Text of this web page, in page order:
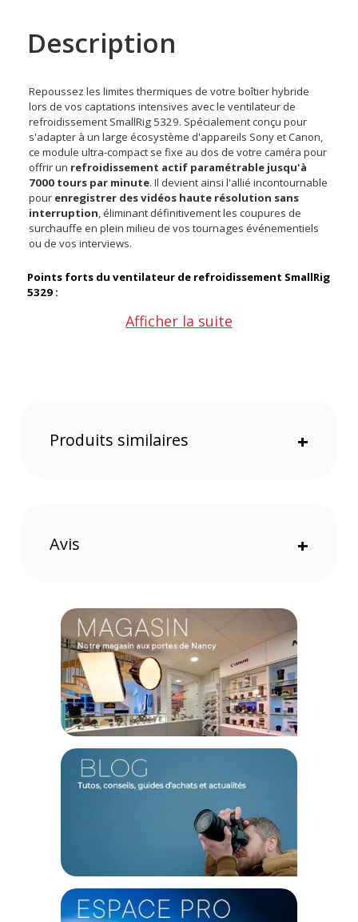
Description
Repoussez les limites thermiques de votre boîtier hybride
lors de vos captations intensives avec le ventilateur de
refroidissement SmallRig 5329. Spécialement conçu pour
s'adapter à un large écosystème d'appareils Sony et Canon,
ce module ultra-compact se fixe au dos de votre caméra pour
offrir un refroidissement actif paramétrable jusqu'à
7000 tours par minute. Il devient ainsi l'allié incontournable
pour enregistrer des vidéos haute résolution sans
interruption, éliminant définitivement les coupures de
surchauffe en plein milieu de vos tournages événementiels
ou de vos interviews.
Points forts du ventilateur de refroidissement SmallRig
5329 :
stabilisateur motorisé
fichiers vidéo lourds est désormais de l'histoire ancienne. En
propulsant un flux d'air ajustable de 4500 à 7000 tours par
minute directement sur le dos de votre boîtier, ce système
abaisse drastiquement la température du capteur et du
processeur. Sur le terrain, cela se traduit par la possibilité de
filmer des interviews fleuves ou des cérémonies en continu,
sans craindre l'arrêt brutal de votre caméra. De plus, avec un
niveau sonore extrêmement contenu oscillant entre 36,6 et
40,9 décibels, la ventilation reste suffisamment discrète pour
proximité.
Une ergonomie pensée pour le mouvement
Avec un poids plume d'environ 102 grammes et des
dimensions extrêmement compactes, ce module s'intègre
naturellement à votre configuration sans déséquilibrer la
nacelle de votre stabilisateur ni alourdir votre prise en main à
main levée. Fabriqué en polycarbonate et en alliage
d'aluminium, il offre une excellente résistance aux aléas des
tournages tout en facilitant la dissipation thermique passive
par son châssis. Sa large plage de températures de
Afficher la suite
Produits similaires +
Avis +